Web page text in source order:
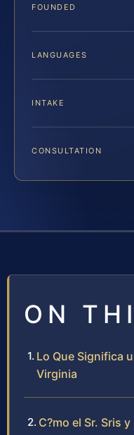
FOUNDED
LANGUAGES
INTAKE
CONSULTATION
ON
Lo Que Significa
Virginia
C?mo el Sr. Sris